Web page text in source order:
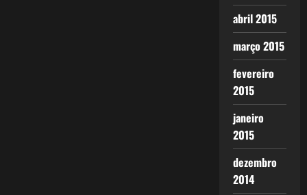
abril 2015
março 2015
fevereiro
2015
janeiro
2015
dezembro
2014